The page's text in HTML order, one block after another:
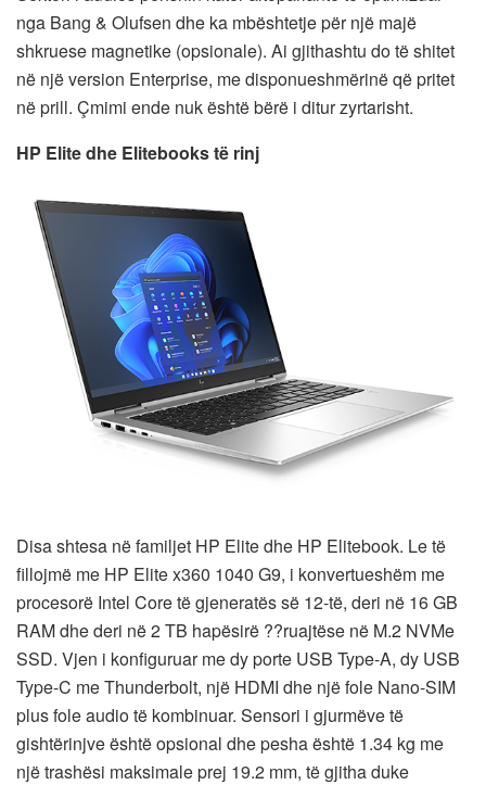
nga Bang & Olufsen dhe ka mbështetje për një majë
shkruese magnetike (opsionale). Ai gjithashtu do të shitet
në një version Enterprise, me disponueshmërinë që pritet
në prill. Çmimi ende nuk është bërë i ditur zyrtarisht.
HP Elite dhe Elitebooks të rinj
Disa shtesa në familjet HP Elite dhe HP Elitebook. Le të
fillojmë me HP Elite x360 1040 G9, i konvertueshëm me
procesorë Intel Core të gjeneratës së 12-të, deri në 16 GB
RAM dhe deri në 2 TB hapësirë ??ruajtëse në M.2 NVMe
SSD. Vjen i konfiguruar me dy porte USB Type-A, dy USB
Type-C me Thunderbolt, një HDMI dhe një fole Nano-SIM
plus fole audio të kombinuar. Sensori i gjurmëve të
gishtërinjve është opsional dhe pesha është 1.34 kg me
një trashësi maksimale prej 19.2 mm, të gjitha duke